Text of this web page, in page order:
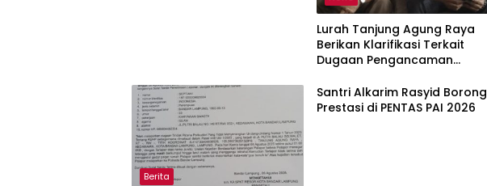
Lurah Tanjung Agung Raya
Berikan Klarifikasi Terkait
Dugaan Pengancaman
Laporan ke Polisi
Berita
Santri Alkarim Rasyid Borong
Prestasi di PENTAS PAI 2026